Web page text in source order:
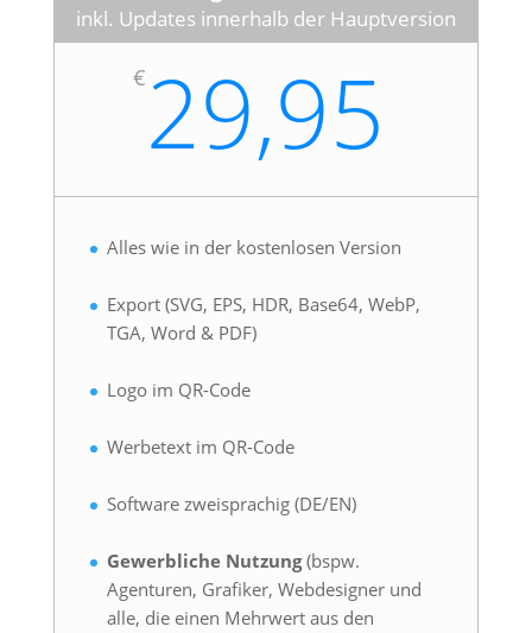
inkl. Updates innerhalb der Hauptversion
€ 29,95
Alles wie in der kostenlosen Version
Export (SVG, EPS, HDR, Base64, WebP,
TGA, Word & PDF)
Logo im QR-Code
Werbetext im QR-Code
Software zweisprachig (DE/EN)
Gewerbliche Nutzung(bspw.
Agenturen, Grafiker, Webdesigner und
alle, die einen Mehrwert aus den